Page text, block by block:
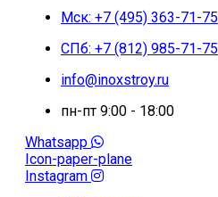
Мск: +7 (495) 363-71-75
СПб: +7 (812) 985-71-75
info@inoxstroy.ru
пн-пт 9:00 - 18:00
Whatsapp
Icon-paper-plane
Instagram